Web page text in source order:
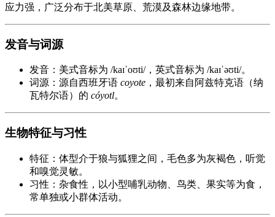
应力强，广泛分布于北美草原、荒漠及森林边缘地带。
发音与词源
发音：美式音标为 /kaɪˈoʊti/，英式音标为 /kaɪˈəʊti/。
词源：源自西班牙语 coyote ，最初来自阿兹特克语（纳
瓦特尔语）的 cóyotl。
生物特征与习性
特征：体型介于狼与狐狸之间，毛色多为灰褐色，听觉
和嗅觉灵敏。
习性：杂食性，以小型哺乳动物、鸟类、果实等为食，
常单独或小群体活动。